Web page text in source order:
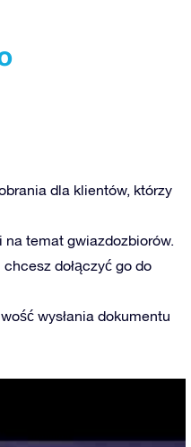
dla klientów, którzy
temat gwiazdozbiorów.
dołączyć go do
wysłania dokumentu